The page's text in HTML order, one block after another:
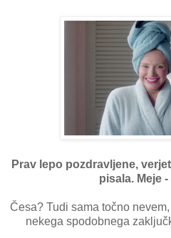
Prav lepo pozdravljene,
pisala. Meje
Česa? Tudi sama točno
nekega spodobnega